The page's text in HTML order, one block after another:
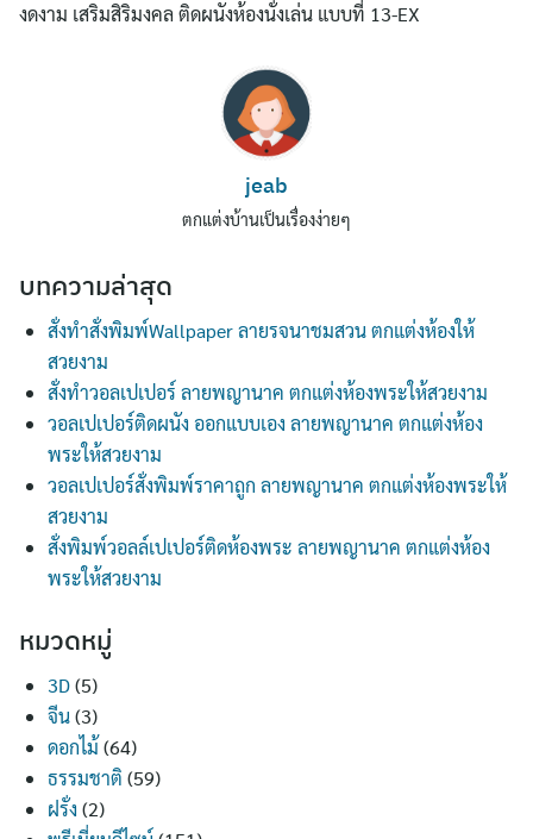
งดงาม เสริมสิริมงคล ติดผนังห้องนั่งเล่น แบบที่ 13-EX
jeab
ตกแต่งบ้านเป็นเรื่องง่ายๆ
บทความล่าสุด
สั่งทำสั่งพิมพ์Wallpaper ลายรจนาชมสวน ตกแต่งห้องให้
สวยงาม
สั่งทำวอลเปเปอร์ ลายพญานาค ตกแต่งห้องพระให้สวยงาม
วอลเปเปอร์ติดผนัง ออกแบบเอง ลายพญานาค ตกแต่งห้อง
พระให้สวยงาม
วอลเปเปอร์สั่งพิมพ์ราคาถูก ลายพญานาค ตกแต่งห้องพระให้
สวยงาม
สั่งพิมพ์วอลล์เปเปอร์ติดห้องพระ ลายพญานาค ตกแต่งห้อง
พระให้สวยงาม
หมวดหมู่
3D(5)
จีน(3)
ดอกไม้ (64)
ธรรมชาติ (59)
ฝรั่ง (2)